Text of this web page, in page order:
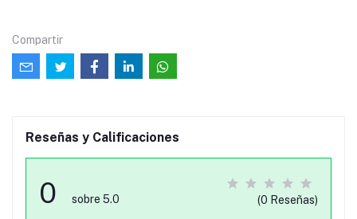
Compartir
Reseñas y Calificaciones
0 sobre 5.0 (0 Reseñas)